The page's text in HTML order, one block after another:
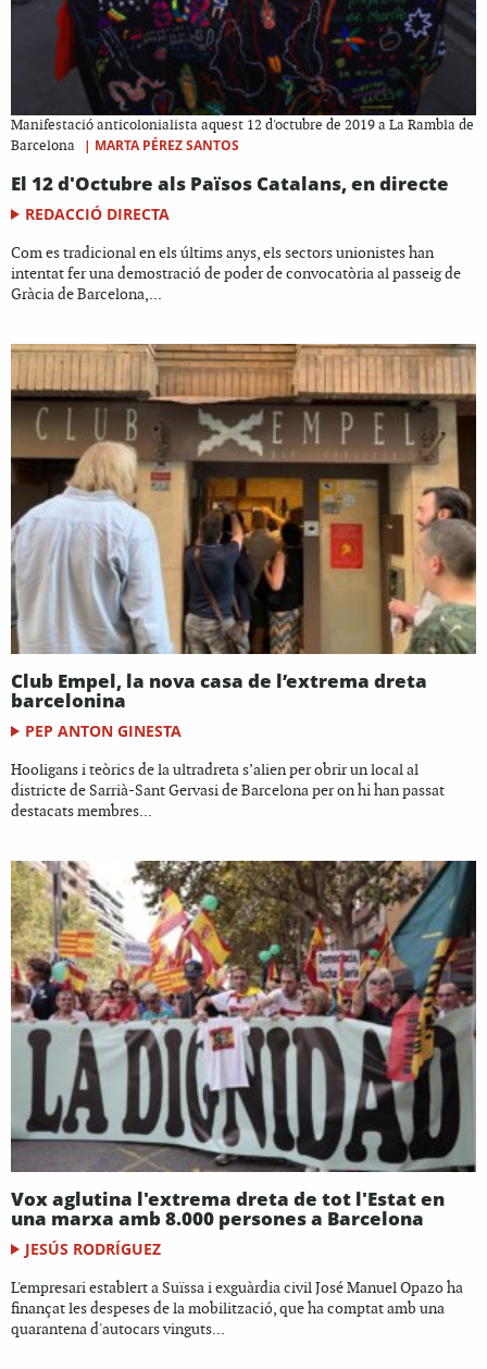
Manifestació anticolonialista aquest 12 d'octubre de 2019 a La Rambla de
Barcelona
| MARTA PÉREZ SANTOS
El 12 d'Octubre als Països Catalans, en directe
REDACCIÓ DIRECTA
Com es tradicional en els últims anys, els sectors unionistes han
intentat fer una demostració de poder de convocatòria al passeig de
Gràcia de Barcelona,...
Club Empel, la nova casa de l’extrema dreta
barcelonina
PEP ANTON GINESTA
Hooligans i teòrics de la ultradreta s’alien per obrir un local al
districte de Sarrià-Sant Gervasi de Barcelona per on hi han passat
destacats membres...
Vox aglutina l'extrema dreta de tot l'Estat en
una marxa amb 8.000 persones a Barcelona
JESÚS RODRÍGUEZ
L'empresari establert a Suïssa i exguàrdia civil José Manuel Opazo ha
finançat les despeses de la mobilització, que ha comptat amb una
quarantena d'autocars vinguts...